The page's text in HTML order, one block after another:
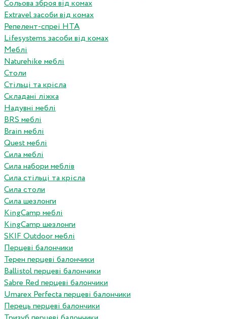
Сольова зброя від комах
Extravel засоби від комах
Репелент-спреї HTA
Lifesystems засоби від комах
Меблі
Naturehike меблі
Столи
Стільці та крісла
Складані ліжка
Надувні меблі
BRS меблі
Brain меблі
Quest меблі
Сила меблі
Сила набори меблів
Сила стільці та крісла
Сила столи
Сила шезлонги
KingCamp меблі
KingCamp шезлонги
SKIF Outdoor меблі
Перцеві балончики
Терен перцеві балончики
Ballistol перцеві балончики
Sabre Red перцеві балончики
Umarex Perfecta перцеві балончики
Перець перцеві балончики